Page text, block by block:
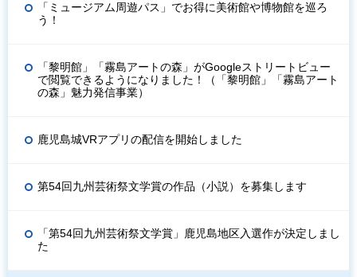
「ミュージアム周遊パス」でお得に美術館や博物館を巡ろ
う！
「黎明館」「霧島アートの森」がGoogleストリートビュー
で閲覧できるようになりました！（「黎明館」「霧島アート
の森」魅力発信事業）
鹿児島城VRアプリの配信を開始しました
第54回九州芸術祭文学賞の作品（小説）を募集します
「第54回九州芸術祭文学賞」鹿児島地区入選作が決定しまし
た